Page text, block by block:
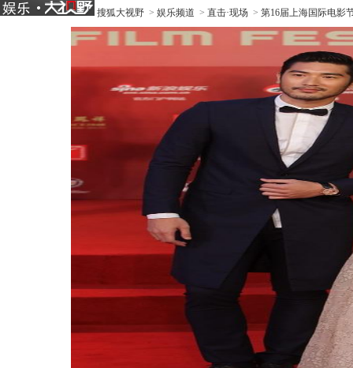
搜狐大视野 > 娱乐频道 > 直击·现场 > 第16届上海国际电影